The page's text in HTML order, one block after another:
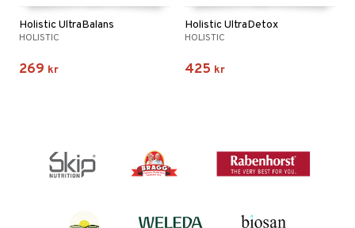
Holistic UltraBalans
HOLISTIC
269 kr
Holistic UltraDetox
HOLISTIC
425 kr